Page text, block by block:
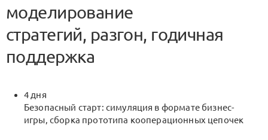
моделирование
стратегий, разгон, годичная
поддержка
4 дня
Безопасный старт: симуляция в формате бизнес-
игры, сборка прототипа кооперационных цепочек